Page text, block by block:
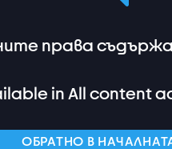
права
in All content
ОБРАТНО В